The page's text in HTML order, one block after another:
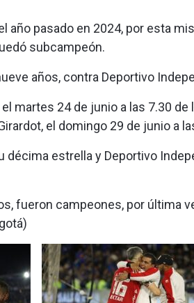
año pasado en 2024, por esta
subcampeón.
años, contra Deportivo
martes 24 de junio a las 7.30
el domingo 29 de junio a
décima estrella y Deportivo
fueron campeones, por última